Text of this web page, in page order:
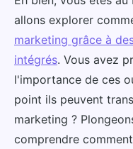
allons explorer
marketing grâce à
intégrés. Vous avez
l'importance de ces
point ils peuvent
marketing ?
comprendre